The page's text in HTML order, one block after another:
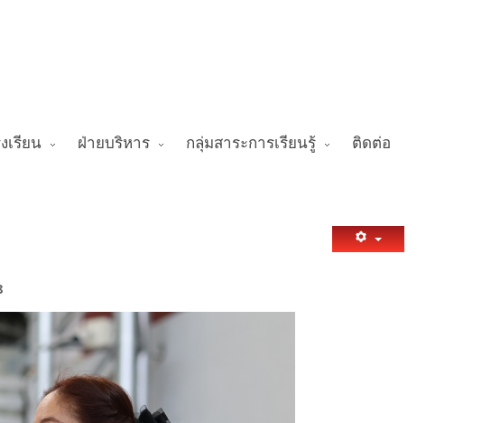
เรียน ฝ่ายบริหาร กลุ่มสาระการเรียนรู้ ติดต่อ